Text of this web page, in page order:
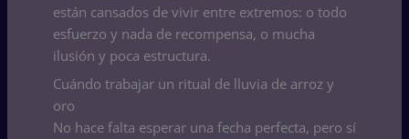
están cansados de vivir entre extremos: o todo
esfuerzo y nada de recompensa, o mucha
ilusión y poca estructura.
Cuándo trabajar un ritual de lluvia de arroz y
oro
No hace falta esperar una fecha perfecta, pero sí